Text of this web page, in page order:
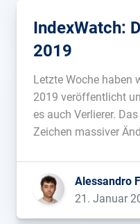
IndexWatch:
2019
Letzte Woche haben
2019 veröffentlicht
es auch Verlierer.
Zeichen massiver
2020 für eure
Alessandro
21. Januar